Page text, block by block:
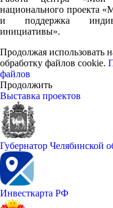
национального проекта
и поддержка
инициативы».
Продолжая использовать
обработку файлов cookie.
файлов
Продолжить
Выставка проектов
Губернатор Челябинской
Инвесткарта РФ